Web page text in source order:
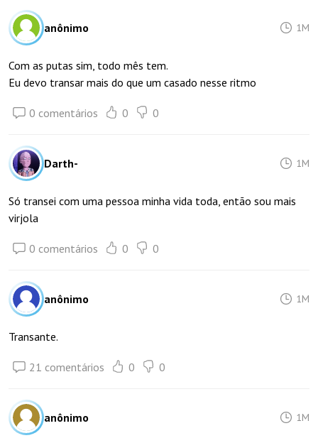
anônimo 1M
Com as putas sim, todo mês tem.
Eu devo transar mais do que um casado nesse ritmo
0 comentários 0 0
Darth- 1M
Só transei com uma pessoa minha vida toda, então sou mais
virjola
0 comentários 0 0
anônimo 1M
Transante.
21 comentários 0 0
anônimo 1M